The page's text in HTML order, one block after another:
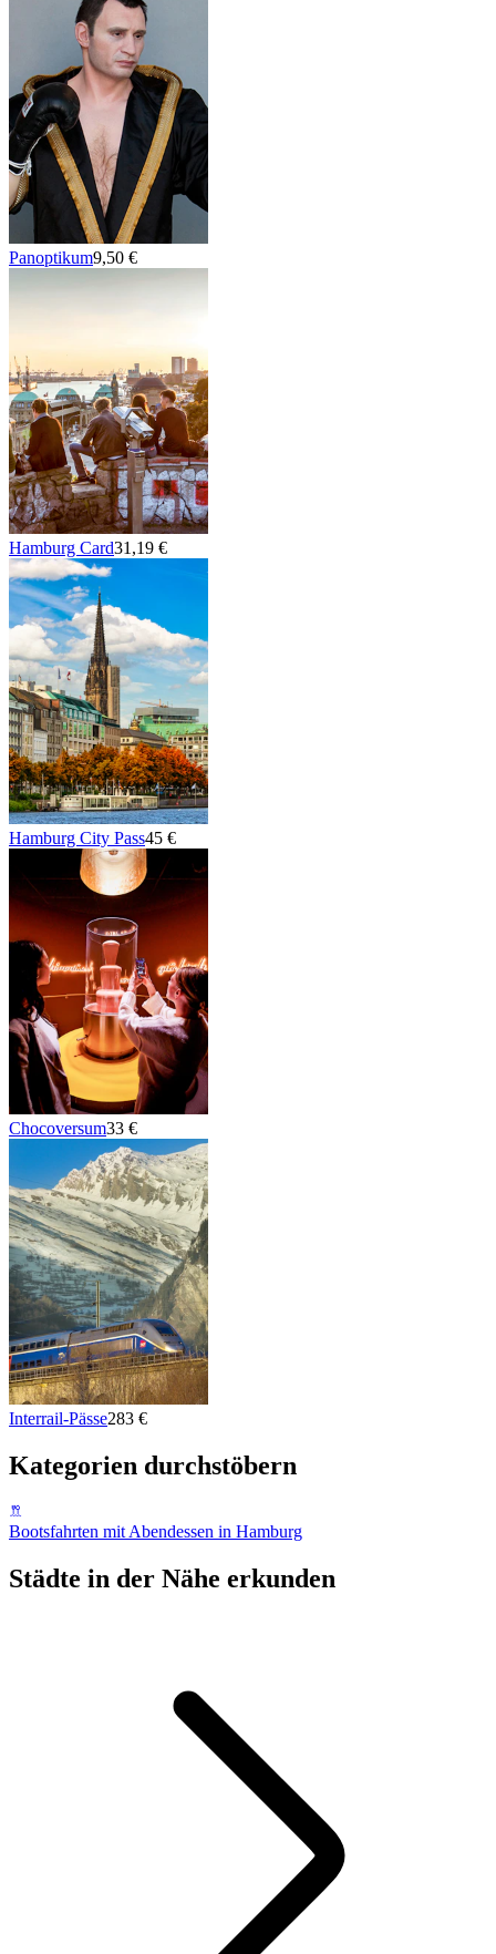
Panoptikum9,50 €
Hamburg Card31,19 €
Hamburg City Pass45 €
Chocoversum33 €
Interrail-Pässe283 €
Kategorien durchstöbern
Bootsfahrten mit Abendessen in Hamburg
Städte in der Nähe erkunden